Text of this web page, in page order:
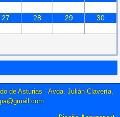
27 28 29 30
de Asturias · Avda. Julián Clavería,